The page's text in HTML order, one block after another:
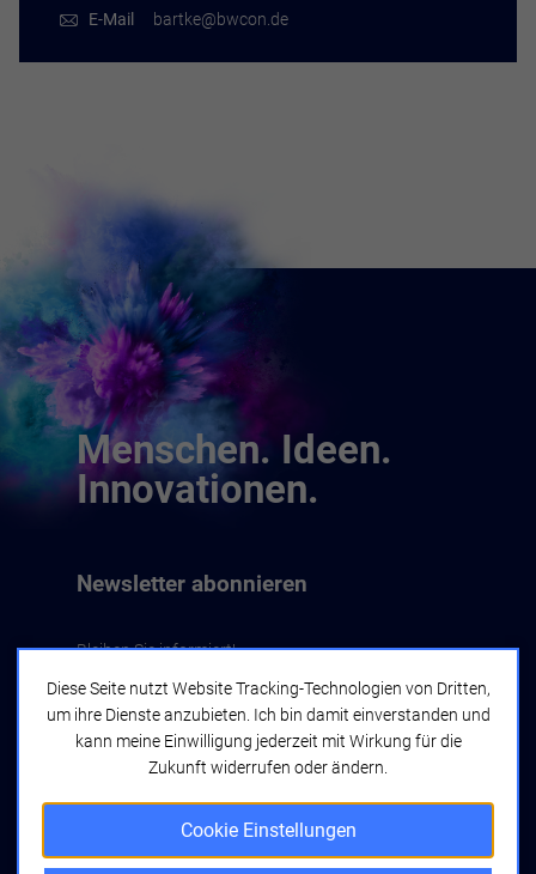
E-Mail
bartke@bwcon.de
Menschen. Ideen.
Innovationen.
Newsletter abonnieren
Bleiben Sie informiert!
Jetzt abonnieren
Diese Seite nutzt Website Tracking-Technologien von Dritten,
um ihre Dienste anzubieten. Ich bin damit einverstanden und
kann meine Einwilligung jederzeit mit Wirkung für die
Zukunft widerrufen oder ändern.
Cookie Einstellungen